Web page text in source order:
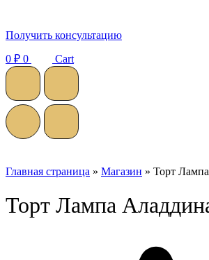
Получить консультацию
0 ₽ 0 Cart
Главная страница » Магазин » Торт
Торт Лампа